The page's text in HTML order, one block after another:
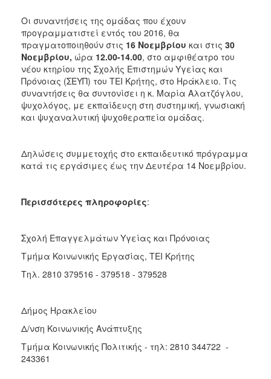
Οι συναντήσεις της ομάδας που έχουν
προγραμματιστεί εντός του 2016, θα
πραγματοποιηθούν στις 16 Νοεμβρίου και στις 30
Νοεμβρίου, ώρα 12.00-14.00, στο αμφιθέατρο του
νέου κτηρίου της Σχολής Επιστημών Υγείας και
Πρόνοιας (ΣΕΥΠ) του ΤΕΙ Κρήτης, στο Ηράκλειο. Τις
συναντήσεις θα συντονίσει η κ. Μαρία Αλατζόγλου,
ψυχολόγος, με εκπαίδευςη στη συστημική, γνωσιακή
και ψυχαναλυτική ψυχοθεραπεία ομάδας.
Δηλώσεις συμμετοχής στο εκπαιδευτικό πρόγραμμα
κατά τις εργάσιμες έως την Δευτέρα 14 Νοεμβρίου.
Περισσότερες πληροφορίες:
Σχολή Επαγγελμάτων Υγείας και Πρόνοιας
Τμήμα Κοινωνικής Εργασίας, ΤΕΙ Κρήτης
Τηλ. 2810 379516 - 379518 - 379528
Δήμος Ηρακλείου
Δ/νση Κοινωνικής Ανάπτυξης
Τμήμα Κοινωνικής Πολιτικής - τηλ: 2810 344722 -
243361